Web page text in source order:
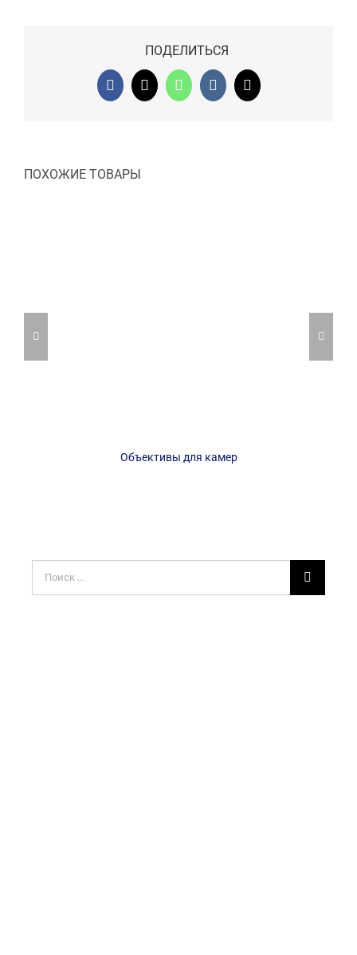
ПОДЕЛИТЬСЯ
Facebook
X WhatsApp
Vk Email
ПОХОЖИЕ ТОВАРЫ
Объективы для камер
поиска: